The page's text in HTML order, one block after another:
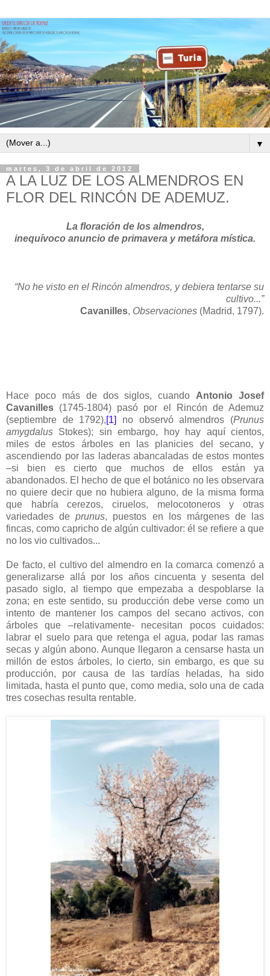
▼
martes, 3 de abril de 2012
A LA LUZ DE LOS ALMENDROS EN
FLOR DEL RINCÓN DE ADEMUZ.
La floración de los almendros,
inequívoco anuncio de primavera y metáfora mística.
“No he visto en el Rincón almendros, y debiera tentarse su
cultivo...”
Cavanilles, Observaciones (Madrid, 1797).
Hace poco más de dos siglos, cuando Antonio Josef
Cavanilles (1745-1804) pasó por el Rincón de Ademuz
(septiembre de 1792),[1] no observó almendros (Prunus
amygdalus Stokes); sin embargo, hoy hay aquí cientos,
miles de estos árboles en las planicies del secano, y
ascendiendo por las laderas abancaladas de estos montes
–si bien es cierto que muchos de ellos están ya
abandonados. El hecho de que el botánico no les observara
no quiere decir que no hubiera alguno, de la misma forma
que habría cerezos, ciruelos, melocotoneros y otras
variedades deprunus, puestos en los márgenes de las
fincas, como capricho de algún cultivador: él se refiere a que
no los vio cultivados...
De facto, el cultivo del almendro en la comarca comenzó a
generalizarse allá por los años cincuenta y sesenta del
pasado siglo, al tiempo que empezaba a despoblarse la
zona; en este sentido, su producción debe verse como un
intento de mantener los campos del secano activos, con
árboles que –relativamente- necesitan pocos cuidados:
labrar el suelo para que retenga el agua, podar las ramas
secas y algún abono. Aunque llegaron a censarse hasta un
millón de estos árboles, lo cierto, sin embargo, es que su
producción, por causa de las tardías heladas, ha sido
limitada, hasta el punto que, como media, solo una de cada
tres cosechas resulta rentable.